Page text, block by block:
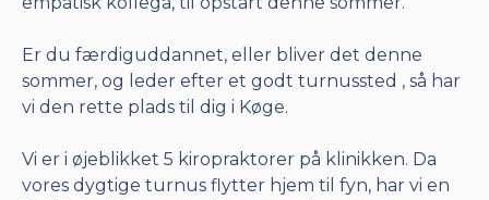
Er du færdiguddannet, eller bliver det denne
sommer, og leder efter et godt turnussted , så har
vi den rette plads til dig i Køge.
Vi er i øjeblikket 5 kiropraktorer på klinikken. Da
vores dygtige turnus flytter hjem til fyn, har vi en